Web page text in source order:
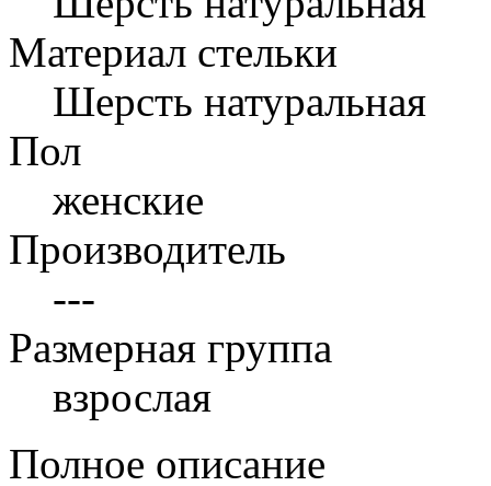
Материал стельки
Шерсть натуральная
Пол
женские
Производитель
---
Размерная группа
взрослая
Полное описание